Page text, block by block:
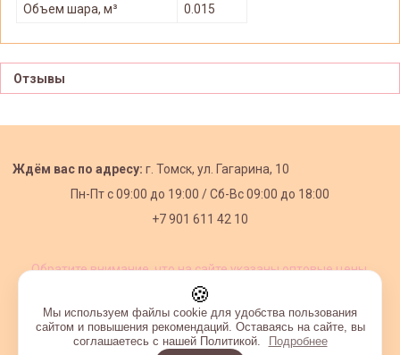
Объем шара, м³
0.015
Отзывы
Ждём вас по адресу: г. Томск, ул. Гагарина, 10
Пн-Пт с09:00 до 19:00 /Сб-Вс 09:00 до 18:00
+7 901 611 42 10
Обратите внимание, что на сайте указаны оптовые цены,
🍪
Мы используем файлы cookie для удобства пользования
сайтом и повышения рекомендаций. Оставаясь на сайте, вы
соглашаетесь с нашей Политикой.
Подробнее